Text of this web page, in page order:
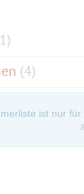
1)
(4)
ist nur